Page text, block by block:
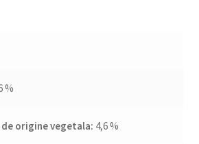
%
origine vegetala: 4,6 %